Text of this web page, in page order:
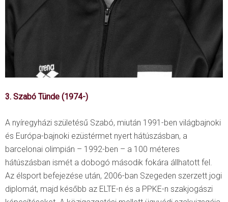
3. Szabó Tünde (1974-)
A nyíregyházi születésű Szabó, miután 1991-ben világbajnoki
és Európa-bajnoki ezüstérmet nyert hátúszásban, a
barcelonai olimpián – 1992-ben – a 100 méteres
hátúszásban ismét a dobogó második fokára állhatott fel.
Az élsport befejezése után, 2006-ban Szegeden szerzett jogi
diplomát, majd később az ELTE-n és a PPKE-n szakjogászi